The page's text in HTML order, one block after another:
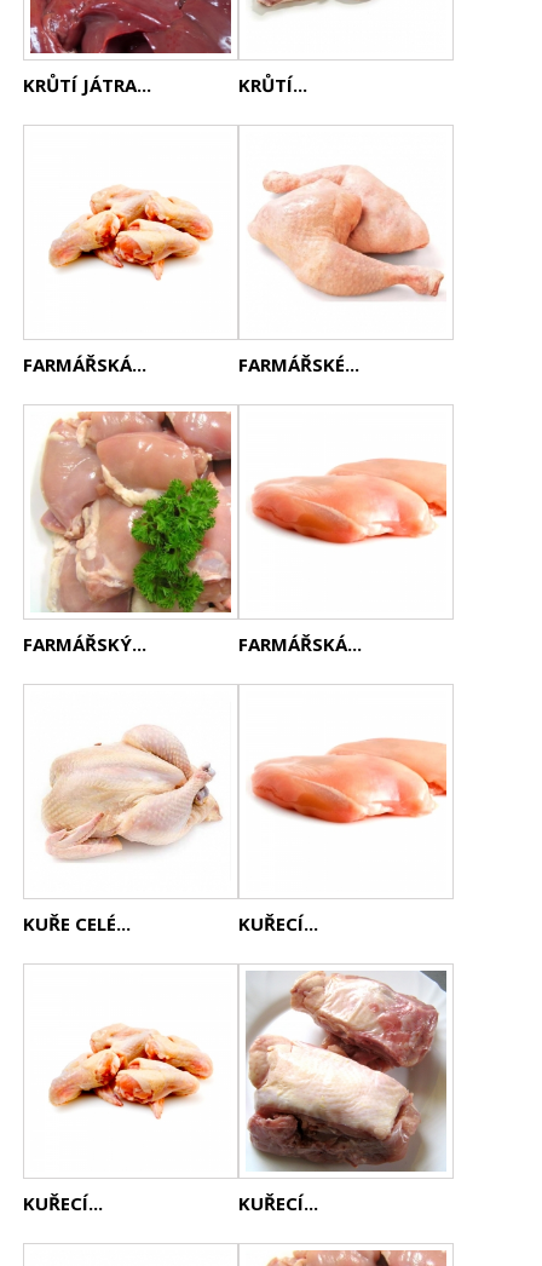
KRŮTÍ JÁTRA... KRŮTÍ...
FARMÁŘSKÁ... FARMÁŘSKÉ...
FARMÁŘSKÝ... FARMÁŘSKÁ...
KUŘE CELÉ... KUŘECÍ...
KUŘECÍ... KUŘECÍ...